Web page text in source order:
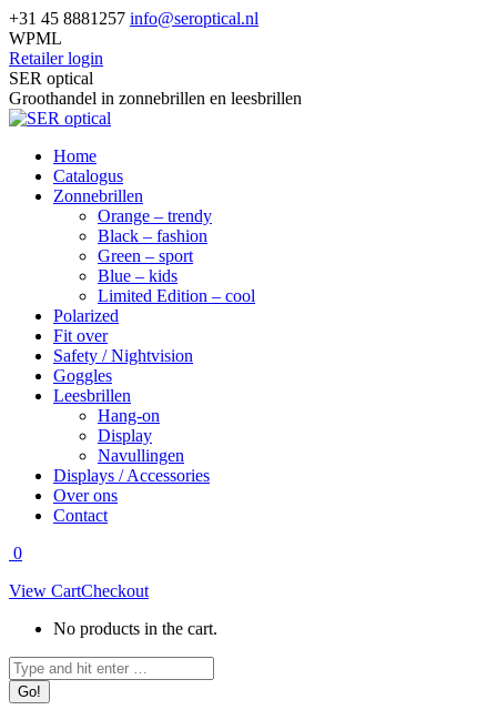
Skip
to
content
+31 45 8881257 info@seroptical.nl
WPML
Retailer login
Facebook
page
opens
new
window
SER optical
Groothandel in zonnebrillen en leesbrillen
Home
Catalogus
Zonnebrillen
Orange – trendy
Black – fashion
Green – sport
Blue – kids
Limited Edition – cool
Polarized
Fit over
Safety / Nightvision
Goggles
Leesbrillen
Hang-on
Display
Navullingen
Displays / Accessories
Over ons
Contact
0
View CartCheckout
No products in the cart.
Search: